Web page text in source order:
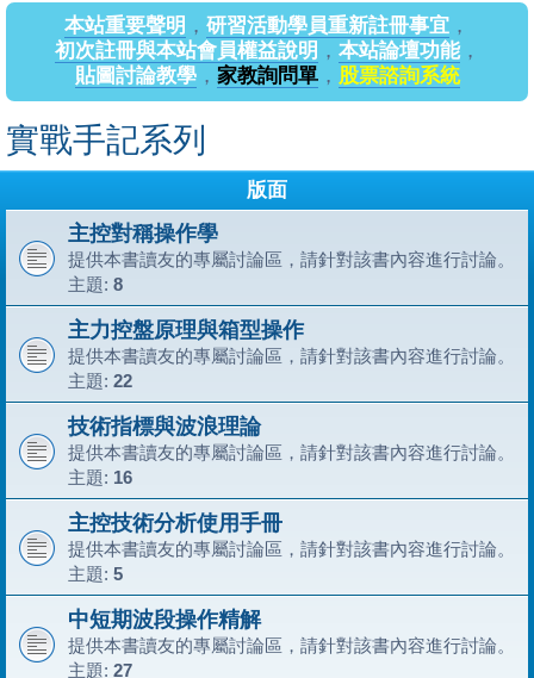
本站重要聲明 ， 研習活動學員重新註冊事宜 ，
初次註冊與本站會員權益說明 ， 本站論壇功能，
貼圖討論教學， 家教詢問單， 股票諮詢系統
實戰手記系列
版面
主控對稱操作學
提供本書讀友的專屬討論區，請針對該書內容進行討論。
主題: 8
主力控盤原理與箱型操作
提供本書讀友的專屬討論區，請針對該書內容進行討論。
主題: 22
技術指標與波浪理論
提供本書讀友的專屬討論區，請針對該書內容進行討論。
主題: 16
主控技術分析使用手冊
提供本書讀友的專屬討論區，請針對該書內容進行討論。
主題: 5
中短期波段操作精解
提供本書讀友的專屬討論區，請針對該書內容進行討論。
主題: 27